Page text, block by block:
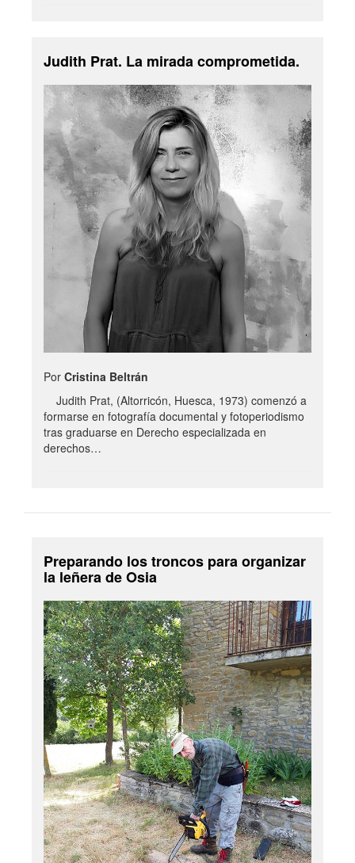
Judith Prat. La mirada comprometida.
Por Cristina Beltrán
Judith Prat, (Altorricón, Huesca, 1973) comenzó a
formarse en fotografía documental y fotoperiodismo
tras graduarse en Derecho especializada en
derechos…
Preparando los troncos para organizar
la leñera de Osia